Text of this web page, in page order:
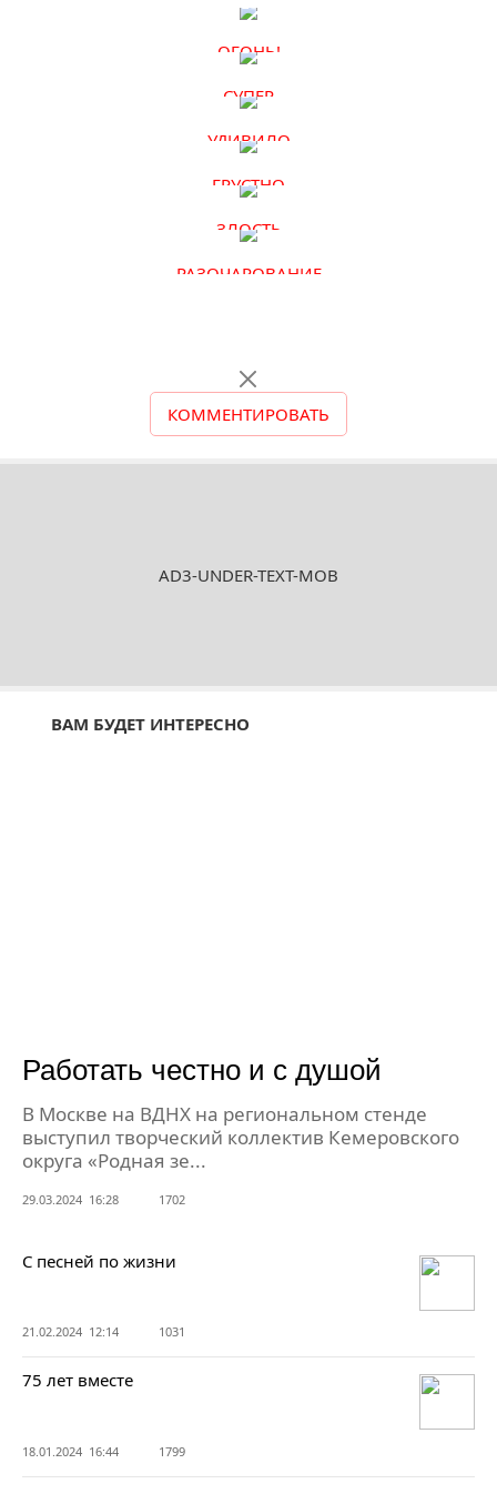
ОГОНЬ!
СУПЕР
УДИВИЛО
ГРУСТНО
ЗЛОСТЬ
РАЗОЧАРОВАНИЕ
КОММЕНТИРОВАТЬ
AD3-UNDER-TEXT-MOB
ВАМ БУДЕТ ИНТЕРЕСНО
Работать честно и с душой
В Москве на ВДНХ на региональном стенде
выступил творческий коллектив Кемеровского
округа «Родная зе...
29.03.2024 16:28 1702
С песней по жизни
21.02.2024 12:14 1031
75 лет вместе
18.01.2024 16:44 1799